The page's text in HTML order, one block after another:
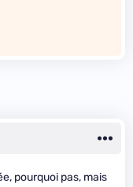
pourquoi pas, mais